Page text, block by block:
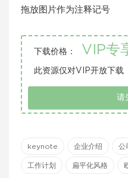
拖放图片作为注释记号
下载价格： VIP专
此资源仅对VIP开放下载
请
keynote 企业介绍 公
工作计划 扁平化风格